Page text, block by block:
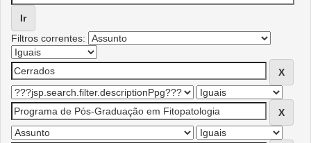
Filtros correntes: